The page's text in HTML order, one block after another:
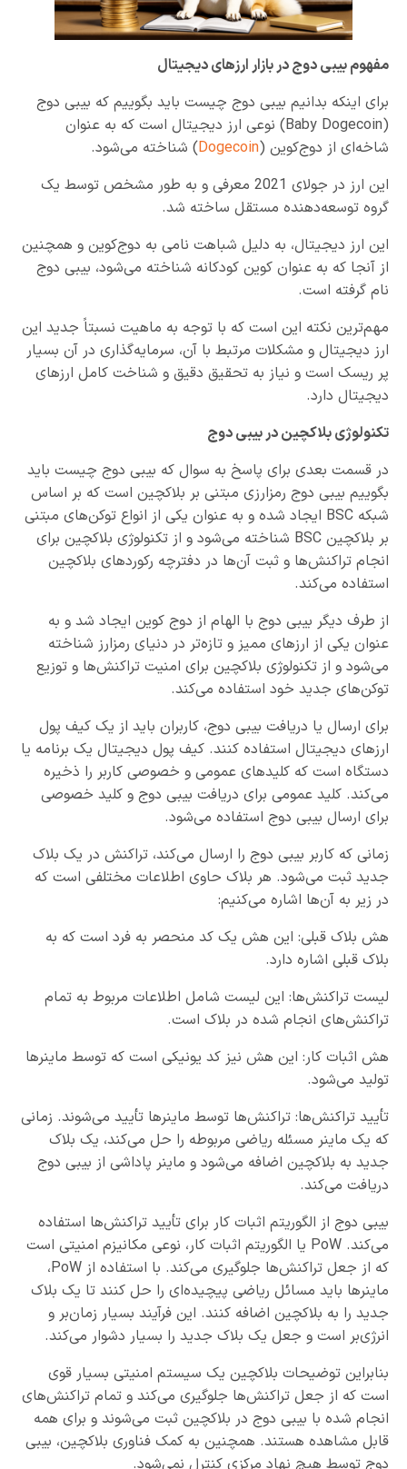
مفهوم بیبی دوج در بازار ارزهای دیجیتال
برای اینکه بدانیم بیبی دوج چیست باید بگوییم که بیبی‌ دوج
(Baby Dogecoin) نوعی ارز دیجیتال است که به عنوان
شاخه‌ای از دوج‌کوین (Dogecoin) شناخته می‌شود.
این ارز در جولای 2021 معرفی و به طور مشخص توسط یک
گروه توسعه‌دهنده مستقل ساخته شد.
این ارز دیجیتال، به دلیل شباهت نامی به دوج‌کوین و همچنین
از آنجا که به عنوان کوین کودکانه شناخته می‌شود، بیبی دوج
نام گرفته است.
مهم‌ترین نکته این است که با توجه به ماهیت نسبتاً جدید این
ارز دیجیتال و مشکلات مرتبط با آن، سرمایه‌گذاری در آن بسیار
پر ریسک‌ است و نیاز به تحقیق دقیق و شناخت کامل ارزهای
دیجیتال دارد.
تکنولوژی بلاکچین در بیبی دوج
در قسمت بعدی برای پاسخ به سوال که بیبی دوج چیست باید
بگوییم بیبی دوج رمزارزی مبتنی بر بلاکچین است که بر اساس
شبکه BSC ایجاد شده و به عنوان یکی از انواع توکن‌های مبتنی
بر بلاکچین BSC شناخته می‌شود و از تکنولوژی بلاکچین برای
انجام تراکنش‌ها و ثبت آن‌ها در دفترچه رکوردهای بلاکچین
استفاده می‌کند.
از طرف دیگر بیبی دوج با الهام از دوج کوین ایجاد شد و به
عنوان یکی از ارزهای ممیز و تازه‌تر در دنیای رمزارز شناخته
می‌شود و از تکنولوژی بلاکچین برای امنیت تراکنش‌ها و توزیع
توکن‌های جدید خود استفاده می‌کند.
برای ارسال یا دریافت بیبی دوج، کاربران باید از یک کیف پول
ارزهای دیجیتال استفاده کنند. کیف پول دیجیتال یک برنامه یا
دستگاه است که کلیدهای عمومی و خصوصی کاربر را ذخیره
می‌کند. کلید عمومی برای دریافت بیبی دوج و کلید خصوصی
برای ارسال بیبی دوج استفاده می‌شود.
زمانی که کاربر بیبی دوج را ارسال می‌کند، تراکنش در یک بلاک
جدید ثبت می‌شود. هر بلاک حاوی اطلاعات مختلفی است که
در زیر به آن‌ها اشاره می‌کنیم:
هش بلاک قبلی: این هش یک کد منحصر به فرد است که به
بلاک قبلی اشاره دارد.
لیست تراکنش‌ها: این لیست شامل اطلاعات مربوط به تمام
تراکنش‌های انجام شده در بلاک است.
هش اثبات کار: این هش نیز کد یونیکی است که توسط ماینرها
تولید می‌شود.
تأیید تراکنش‌ها: تراکنش‌ها توسط ماینرها تأیید می‌شوند. زمانی
که یک ماینر مسئله‌ ریاضی مربوطه را حل می‌کند، یک بلاک
جدید به بلاکچین اضافه می‌شود و ماینر پاداشی از بیبی دوج
دریافت می‌کند.
بیبی دوج از الگوریتم اثبات کار برای تأیید تراکنش‌ها استفاده
می‌کند. PoW یا الگوریتم اثبات کار، نوعی مکانیزم امنیتی است
که از جعل تراکنش‌ها جلوگیری می‌کند. با استفاده از PoW،
ماینرها باید مسائل ریاضی پیچیده‌ای را حل کنند تا یک بلاک
جدید را به بلاکچین اضافه کنند. این فرآیند بسیار زمان‌بر و
انرژی‌بر است و جعل یک بلاک جدید را بسیار دشوار می‌کند.
بنابراین توضیحات بلاکچین یک سیستم امنیتی بسیار قوی
است که از جعل تراکنش‌ها جلوگیری می‌کند و تمام تراکنش‌های
انجام شده با بیبی دوج در بلاکچین ثبت می‌شوند و برای همه
قابل مشاهده هستند. همچنین به کمک فناوری بلاکچین، بیبی
دوج توسط هیچ نهاد مرکزی کنترل نمی‌شود.